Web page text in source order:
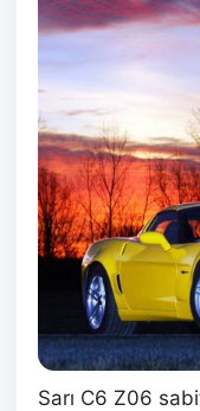
Sarı C6 Z06